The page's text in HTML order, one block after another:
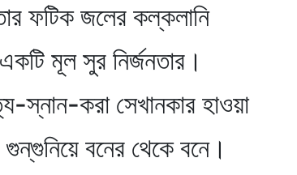
জলের কল্‌কলানি
মূল সুর নির্জনতার।
করা সেখানকার হাওয়া
বনের থেকে বনে।